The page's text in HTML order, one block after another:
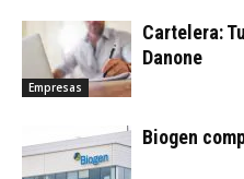
Empresas
Cartelera:
Danone
Biogen